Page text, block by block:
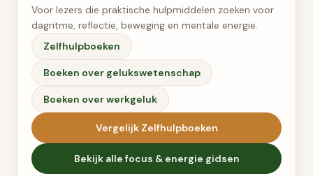
Voor lezers die praktische hulpmiddelen zoeken voor
dagritme, reflectie, beweging en mentale energie.
Zelfhulpboeken
Boeken over gelukswetenschap
Boeken over werkgeluk
Vergelijk Zelfhulpboeken
Bekijk alle focus & energie gidsen